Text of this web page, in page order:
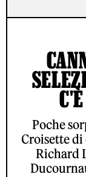
Poche
Croisette di
Richard